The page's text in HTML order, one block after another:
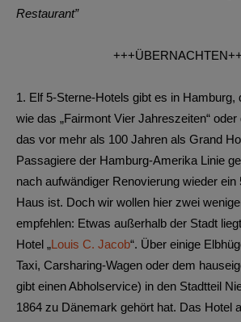
Restaurant”
1. Elf 5-Sterne-Hotels gibt es in Hamburg,
wie das „Fairmont Vier Jahreszeiten“ oder
das vor mehr als 100 Jahren als Grand
Passagiere der Hamburg-Amerika Linie
nach aufwändiger Renovierung wieder
Haus ist. Doch wir wollen hier zwei
empfehlen: Etwas außerhalb der Stadt
Hotel „Louis C. Jacob“. Über einige
Taxi, Carsharing-Wagen oder dem
gibt einen Abholservice) in den Stadtteil
1864 zu Dänemark gehört hat. Das Hotel